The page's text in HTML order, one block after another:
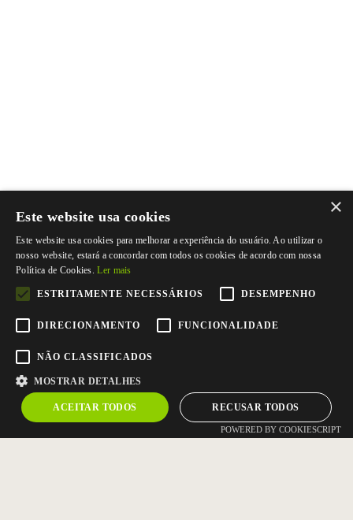
×
Este website usa cookies
Este website usa cookies para melhorar a experiência do usuário. Ao utilizar o
nosso website, estará a concordar com todos os cookies de acordo com nossa
Política de Cookies.Ler mais
ESTRITAMENTE NECESSÁRIOS DESEMPENHO
DIRECIONAMENTO FUNCIONALIDADE
NÃO CLASSIFICADOS
MOSTRAR DETALHES
ACEITAR TODOS RECUSAR TODOS
POWERED BY COOKIESCRIPT